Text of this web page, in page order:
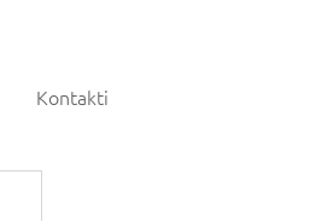
Kontakti